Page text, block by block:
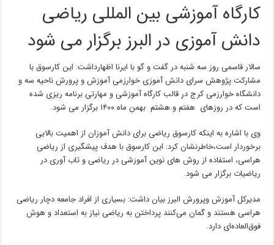
کارگاه آموزشی بین المللی ریاضی
دانش آموزی در البرز برگزار می شود
سالار قاسمی روز سه شنبه در گفت و گو با ایرنا اظهارداشت: این کارسوق با
مشارکت پژوهش سرای دانش آموزی خوارزمی آموزش و پرورش ناحیه سه و
دانشگاه خوارزمی کرج در قالب کارگاه آموزشی و مهارتی برنامه ریزی شده
است که در روزهای هفتم و هشتم بهمن ماه ۱۴۰۰ برگزار می شود.
وی با اشاره به اینکه کارسوق ریاضی برای دانش آموزان از اهمیت بالایی
برخوردار است،خاطرنشان کرد: این کارسوق با هدف پیشگیری از ریاضی
هراسی، استفاده از روش های نوین آموزشی در ریاضی و تاب آوری در
ریاضیات برگزار می شود.
مدیرکل آموزش وپرورش البرز بیان داشت: بسیاری از افراد جامعه دچار ریاضی
هراسی هستند و گمان می‌کنند پرداختن به ریاضی نیاز به استعداد و هوش
فوق‌العاده‌ای دارد.